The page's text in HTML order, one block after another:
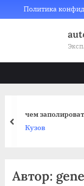
to
Политика
чем
Кузов
prev
Автор: